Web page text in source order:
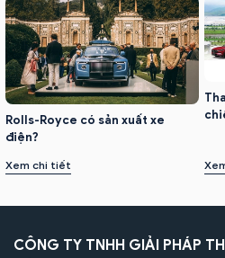
Rolls-Royce có sản xuất xe
điện?
Xem chi tiết
CÔNG TY TNHH GIẢI PHÁP